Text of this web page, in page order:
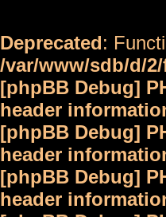
Deprecated:
/var/www/sdb/d/
[phpBB Debug]
header
[phpBB Debug]
header
[phpBB Debug]
header